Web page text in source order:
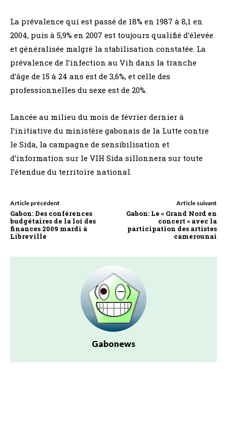
La prévalence qui est passé de 18% en 1987 à 8,1 en
2004, puis à 5,9% en 2007 est toujours qualifié d’élevée
et généralisée malgré la stabilisation constatée. La
prévalence de l’infection au Vih dans la tranche
d’âge de 15 à 24 ans est de 3,6%, et celle des
professionnelles du sexe est de 20%.
Lancée au milieu du mois de février dernier à
l’initiative du ministère gabonais de la Lutte contre
le Sida, la campagne de sensibilisation et
d’information sur le VIH Sida sillonnera sur toute
l’étendue du territoire national.
Article précédent
Gabon: Des conférences
budgétaires de la loi des
finances 2009 mardi à
Libreville
Article suivant
Gabon: Le « Grand Nord en
concert » avec la
participation des artistes
camerounai
Gabonews